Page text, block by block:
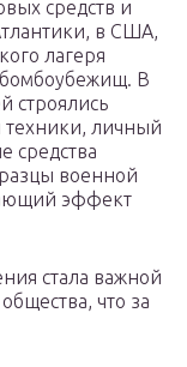
средств и
в США,
лагеря
бомбоубежищ. В
строялись
личный
средства
военной
эффект
стала важной
что за